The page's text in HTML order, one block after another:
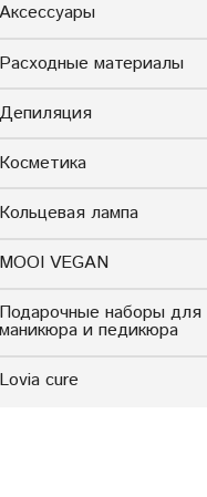
Аксессуары
Расходные материалы
Депиляция
Косметика
Кольцевая лампа
MOOI VEGAN
Подарочные наборы для
маникюра и педикюра
Lovia cure